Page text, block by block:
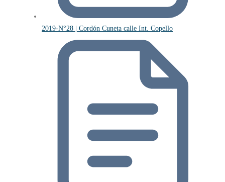
2019-N°28 | Cordón Cuneta calle Int. Copello